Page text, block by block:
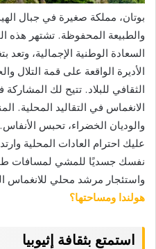
بوتان، مملكة صغيرة في جبال
والطبيعة المحفوظة. تشتهر هذه
السعادة الوطنية الإجمالية، وتعد
الأديرة الواقعة على قمة التلال
الثقافي للبلاد. تتيح لك المشاركة
الانغماس في التقاليد المحلية.
والوديان الخضراء، تحبس
عليك احترام العادات المحلية
نفسك جسديًا للمشي لمسافات
واستئجار مرشد محلي للانغماس
هولندا ومساحتها؟
استمتع بثقافة إثيوبيا